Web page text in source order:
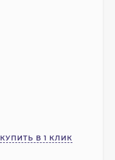
КУПИТЬ В 1 КЛИК